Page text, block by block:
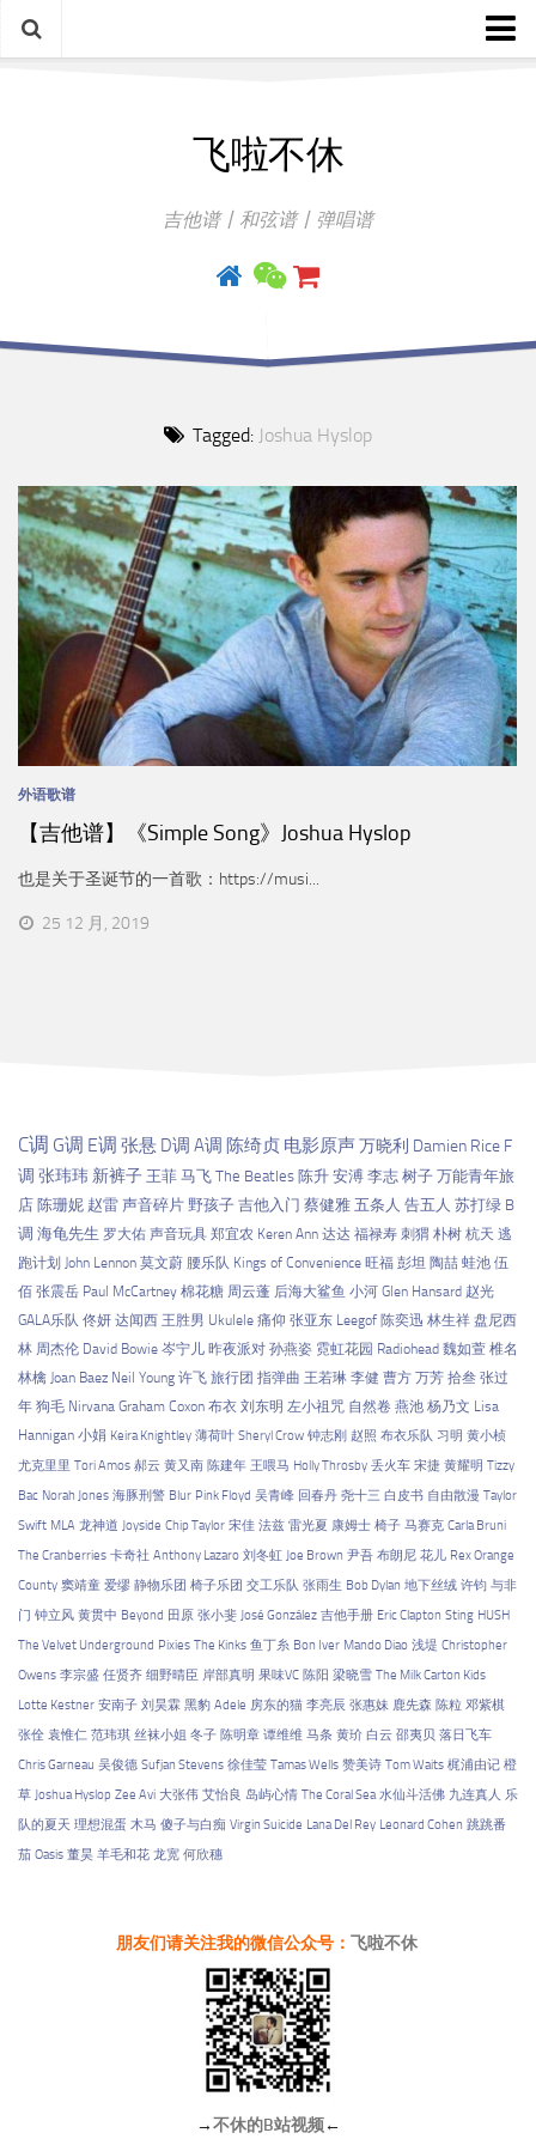
飞啦不休
吉他谱丨和弦谱丨弹唱谱
Tagged: Joshua Hyslop
外语歌谱
【吉他谱】《Simple Song》Joshua Hyslop
也是关于圣诞节的一首歌：https://musi...
25 12 月, 2019
C调 G调 E调 张悬 D调 A调 陈绮贞 电影原声万晓利 Damien Rice F
调 张玮玮 新裤子 王菲马飞 The Beatles 陈升 安溥 李志 树子 万能青年旅
店 陈珊妮 赵雷 声音碎片 野孩子 吉他入门 蔡健雅 五条人 告五人 苏打绿 B
调 海龟先生 罗大佑 声音玩具 郑宜农 Keren Ann 达达 福禄寿 刺猬 朴树 杭天 逃
跑计划 John Lennon 莫文蔚 腰乐队 Kings of Convenience 旺福 彭坦 陶喆 蛙池 伍
佰 张震岳 Paul McCartney 棉花糖 周云蓬 后海大鲨鱼 小河 Glen Hansard 赵光
GALA乐队 佟妍 达闻西 王胜男 Ukulele 痛仰 张亚东 Leegof 陈奕迅 林生祥 盘尼西
林 周杰伦 David Bowie 岑宁儿 昨夜派对 孙燕姿 霓虹花园 Radiohead 魏如萱 椎名
林檎 Joan Baez Neil Young 许飞 旅行团 指弹曲 王若琳 李健 曹方 万芳 拾叁 张过
年 狗毛 Nirvana Graham Coxon 布衣 刘东明 左小祖咒 自然卷 燕池 杨乃文 Lisa
Hannigan 小娟 Keira Knightley 薄荷叶 Sheryl Crow 钟志刚 赵照 布衣乐队 习明 黄小桢
尤克里里 Tori Amos 郝云 黄又南 陈建年 王喂马 Holly Throsby 丢火车 宋捷 黄耀明 Tizzy
Bac Norah Jones 海豚刑警 Blur Pink Floyd 吴青峰 回春丹 尧十三 白皮书 自由散漫 Taylor
Swift MLA 龙神道 Joyside Chip Taylor 宋佳 法兹 雷光夏 康姆士 椅子 马赛克 Carla Bruni
The Cranberries 卡奇社 Anthony Lazaro 刘冬虹 Joe Brown 尹吾 布朗尼 花儿 Rex Orange
County 窦靖童 爱缪 静物乐团 椅子乐团 交工乐队 张雨生 Bob Dylan 地下丝绒 许钧 与非
门 钟立风 黄贯中 Beyond 田原 张小斐 José González 吉他手册 Eric Clapton Sting HUSH
The Velvet Underground Pixies The Kinks 鱼丁糸 Bon Iver Mando Diao 浅堤 Christopher
Owens 李宗盛 任贤齐 细野晴臣 岸部真明 果味VC 陈阳 梁晓雪 The Milk Carton Kids
Lotte Kestner 安南子 刘昊霖 黑豹 Adele 房东的猫 李亮辰 张惠妹 鹿先森 陈粒 邓紫棋
张佺 袁惟仁 范玮琪 丝袜小姐 冬子 陈明章 谭维维 马条 黄玠 白云 邵夷贝 落日飞车
Chris Garneau 吴俊德 Sufjan Stevens 徐佳莹 Tamas Wells 赞美诗 Tom Waits 梶浦由记 橙
草 Joshua Hyslop Zee Avi 大张伟 艾怡良 岛屿心情 The Coral Sea 水仙斗活佛 九连真人 乐
队的夏天 理想混蛋 木马 傻子与白痴 Virgin Suicide Lana Del Rey Leonard Cohen 跳跳番
茄 Oasis 董昊 羊毛和花 龙宽 何欣穗
朋友们请关注我的微信公众号： 飞啦不休
→不休的B站视频←